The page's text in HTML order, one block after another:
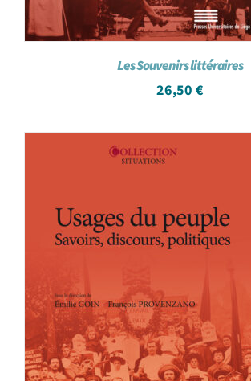
Les Souvenirs littéraires
26,50 €